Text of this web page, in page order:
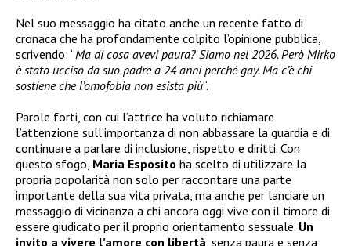
Nel suo messaggio ha citato anche un recente fatto di
cronaca che ha profondamente colpito l’opinione pubblica,
scrivendo: “Ma di cosa avevi paura? Siamo nel 2026. Però Mirko
è stato ucciso da suo padre a 24 anni perché gay. Ma c’è chi
sostiene che l’omofobia non esista più“.
Parole forti, con cui l’attrice ha voluto richiamare
l’attenzione sull’importanza di non abbassare la guardia e di
continuare a parlare di inclusione, rispetto e diritti. Con
questo sfogo, Maria Esposito ha scelto di utilizzare la
propria popolarità non solo per raccontare una parte
importante della sua vita privata, ma anche per lanciare un
messaggio di vicinanza a chi ancora oggi vive con il timore di
essere giudicato per il proprio orientamento sessuale. Un
invito a vivere l’amore con libertà , senza paura e senza